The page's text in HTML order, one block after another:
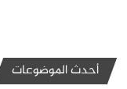
أحدث الموضوعات